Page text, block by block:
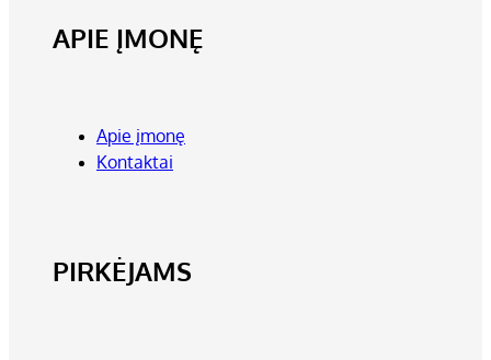
APIE ĮMONĘ
Apie įmonę
Kontaktai
PIRKĖJAMS